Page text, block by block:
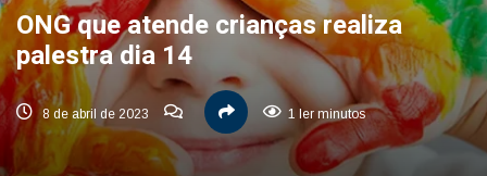
ONG que atende crianças realiza
palestra dia 14
8 de abril de 2023 1 ler minutos